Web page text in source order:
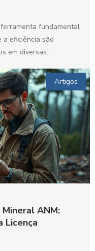
fundamental
a eficiência são
em diversas...
Artigos
ANM:
Licença